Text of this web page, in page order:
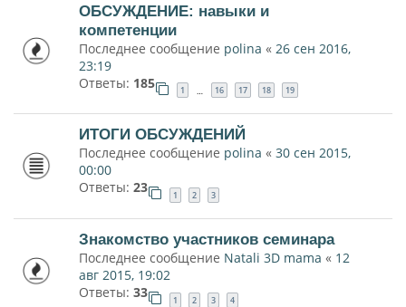
ОБСУЖДЕНИЕ: навыки и
компетенции
Последнее сообщение polina « 26 сен 2016,
23:19
Ответы: 185 1 … 16 17 18 19
ИТОГИ ОБСУЖДЕНИЙ
Последнее сообщение polina « 30 сен 2015,
00:00
Ответы: 23 1 2 3
Знакомство участников семинара
Последнее сообщение Natali 3D mama « 12
авг 2015, 19:02
Ответы: 33 1 2 3 4